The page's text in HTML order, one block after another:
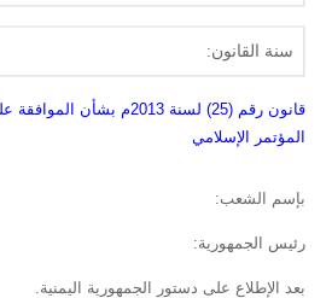
سنة القانون:
قانون رقم (25) لسنة 2013م
المؤتمر الإسلامي
بإسم الشعب:
رئيس الجمهورية:
بعد الإطلاع على دستور الجمهورية اليمنية.